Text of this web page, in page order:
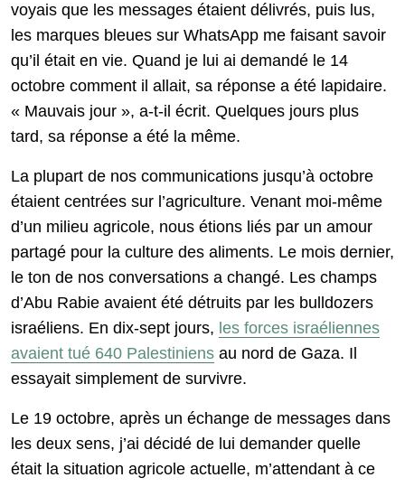
voyais que les messages étaient délivrés, puis lus,
les marques bleues sur WhatsApp me faisant savoir
qu’il était en vie. Quand je lui ai demandé le 14
octobre comment il allait, sa réponse a été lapidaire.
« Mauvais jour », a-t-il écrit. Quelques jours plus
tard, sa réponse a été la même.
La plupart de nos communications jusqu’à octobre
étaient centrées sur l’agriculture. Venant moi-même
d’un milieu agricole, nous étions liés par un amour
partagé pour la culture des aliments. Le mois dernier,
le ton de nos conversations a changé. Les champs
d’Abu Rabie avaient été détruits par les bulldozers
israéliens. En dix-sept jours, les forces israéliennes
avaient tué 640 Palestiniens au nord de Gaza. Il
essayait simplement de survivre.
Le 19 octobre, après un échange de messages dans
les deux sens, j’ai décidé de lui demander quelle
était la situation agricole actuelle, m’attendant à ce